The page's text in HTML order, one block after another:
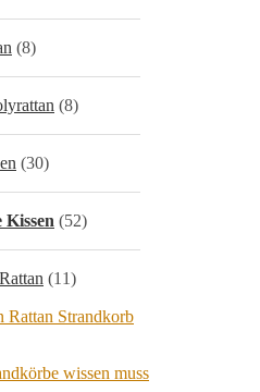
(8)
(8)
(30)
(52)
(11)
wissen muss